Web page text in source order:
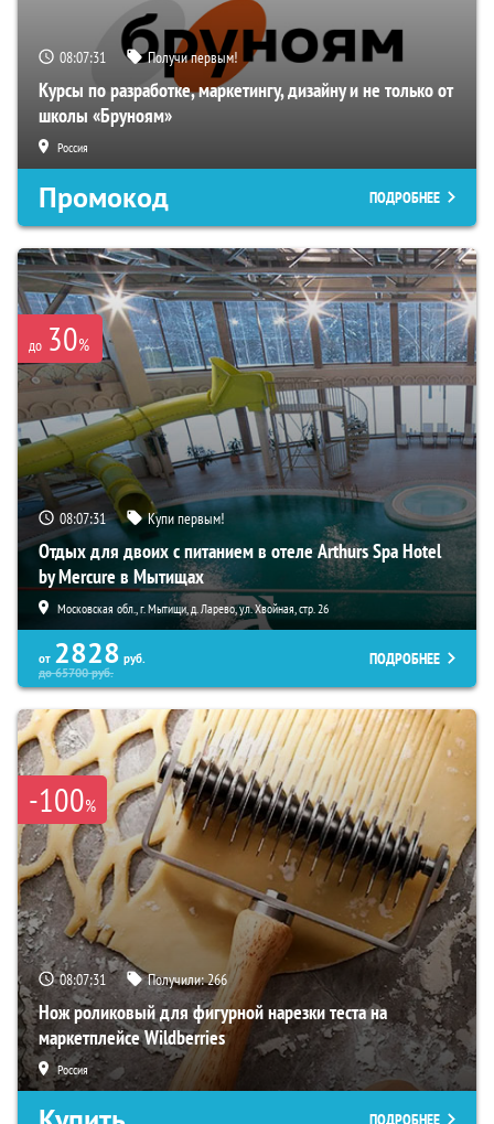
08:07:30 Получи первым!
Курсы по разработке, маркетингу, дизайну и не только от
школы «Бруноям»
Россия
Промокод ПОДРОБНЕЕ
до 30%
08:07:30 Купи первым!
Отдых для двоих с питанием в отеле Arthurs Spa Hotel
by Mercure в Мытищах
Московская обл., г. Мытищи, д. Ларево, ул. Хвойная, стр. 26
от 2828 руб.
до65700руб.
ПОДРОБНЕЕ
-100%
08:07:30 Получили:266
Нож роликовый для фигурной нарезки теста на
маркетплейсе Wildberries
Россия
ПОДРОБНЕЕ